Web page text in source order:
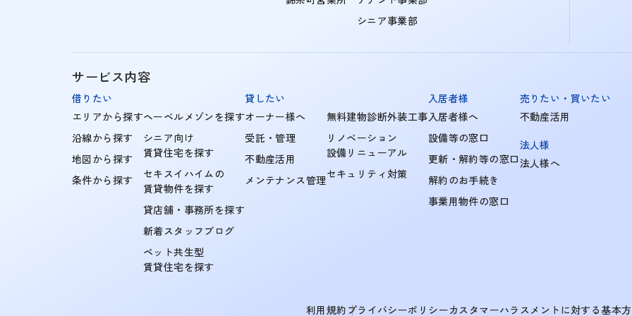
シニア事業部
サービス内容
借りたい
エリアから探す
沿線から探す
地図から探す
条件から探す
ヘーベルメゾンを探す
シニア向け
賃貸住宅を探す
セキスイハイムの
賃貸物件を探す
貸店舗・事務所を探す
新着スタッフブログ
ペット共生型
賃貸住宅を探す
貸したい
オーナー様へ
受託・管理
不動産活用
メンテナンス管理
無料建物診断外装工事
リノベーション
設備リニューアル
セキュリティ対策
入居者様
入居者様へ
設備等の窓口
更新・解約等の窓口
解約のお手続き
事業用物件の窓口
売りたい・買いたい
不動産活用
法人様
法人様へ
利用規約 プライバシーポリシーカスタマーハラスメントに対する基本